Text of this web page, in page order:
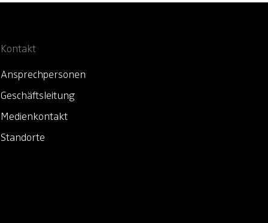
Kontakt
Ansprechpersonen
Geschäftsleitung
Medienkontakt
Standorte